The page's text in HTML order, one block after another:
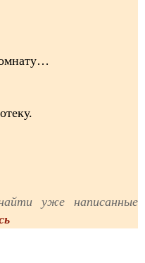
уже написанные